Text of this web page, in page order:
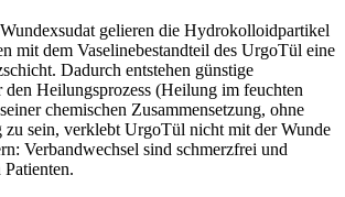
gelieren die Hydrokolloidpartikel
mit dem Vaselinebestandteil des UrgoTül eine
Dadurch entstehen günstige
den Heilungsprozess (Heilung im feuchten
chemischen Zusammensetzung, ohne
zu sein, verklebt UrgoTül nicht mit der Wunde
Verbandwechsel sind schmerzfrei und